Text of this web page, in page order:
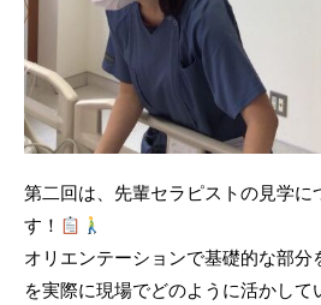
第二回は、先輩セラピストの見学に
す！
オリエンテーションで基礎的な部分
を実際に現場でどのように活かし